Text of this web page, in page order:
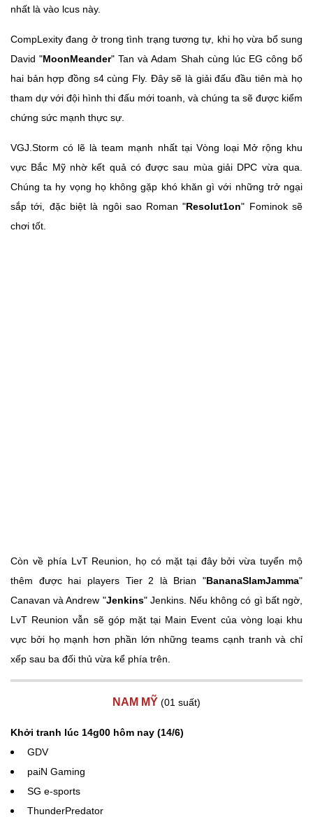
nhất là vào lcus này.
CompLexity đang ở trong tình trạng tương tự, khi họ vừa bổ sung
David "MoonMeander" Tan và Adam Shah cùng lúc EG công bố
hai bản hợp đồng s4 cùng Fly. Đây sẽ là giải đấu đầu tiên mà họ
tham dự với đội hình thi đấu mới toanh, và chúng ta sẽ được kiểm
chứng sức mạnh thực sự.
VGJ.Storm có lẽ là team mạnh nhất tại Vòng loại Mở rộng khu
vực Bắc Mỹ nhờ kết quả có được sau mùa giải DPC vừa qua.
Chúng ta hy vọng họ không gặp khó khăn gì với những trở ngại
sắp tới, đặc biệt là ngôi sao Roman "Resolut1on" Fominok sẽ
chơi tốt.
Còn về phía LvT Reunion, họ có mặt tại đây bởi vừa tuyển mộ
thêm được hai players Tier 2 là Brian "BananaSlamJamma"
Canavan và Andrew "Jenkins" Jenkins. Nếu không có gì bất ngờ,
LvT Reunion vẫn sẽ góp mặt tại Main Event của vòng loại khu
vực bởi họ mạnh hơn phần lớn những teams cạnh tranh và chỉ
xếp sau ba đối thủ vừa kể phía trên.
NAM MỸ (01 suất)
Khởi tranh lúc 14g00 hôm nay (14/6)
GDV
paiN Gaming
SG e-sports
ThunderPredator